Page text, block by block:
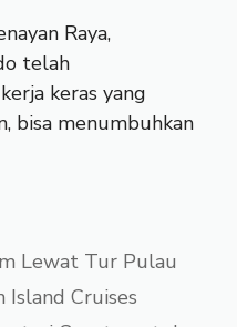
Raya,
telah
keras yang
bisa menumbuhkan
Lewat Tur Pulau
Island Cruises